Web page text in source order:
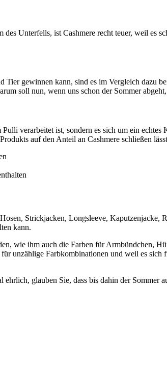
Unterfells, ist Cashmere recht teuer, weil es
gewinnen kann, sind es im Vergleich dazu
soll nun, wenn uns schon der Sommer
verarbeitet ist, sondern es sich um ein echtes
auf den Anteil an Cashmere schließen
Strickjacken, Longsleeve,
kann.
wie ihm auch die Farben für Armbündchen,
unzählige Farbkombinationen und weil es
glauben Sie, dass bis dahin der Sommer